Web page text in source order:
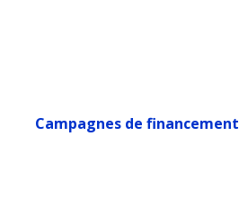
Campagnes de financement